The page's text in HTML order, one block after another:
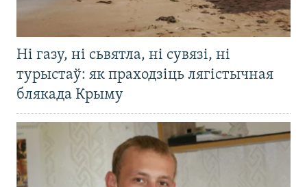
Ні газу, ні сьвятла, ні сувязі, ні
турыстаў: як праходзіць лягістычная
блякада Крыму